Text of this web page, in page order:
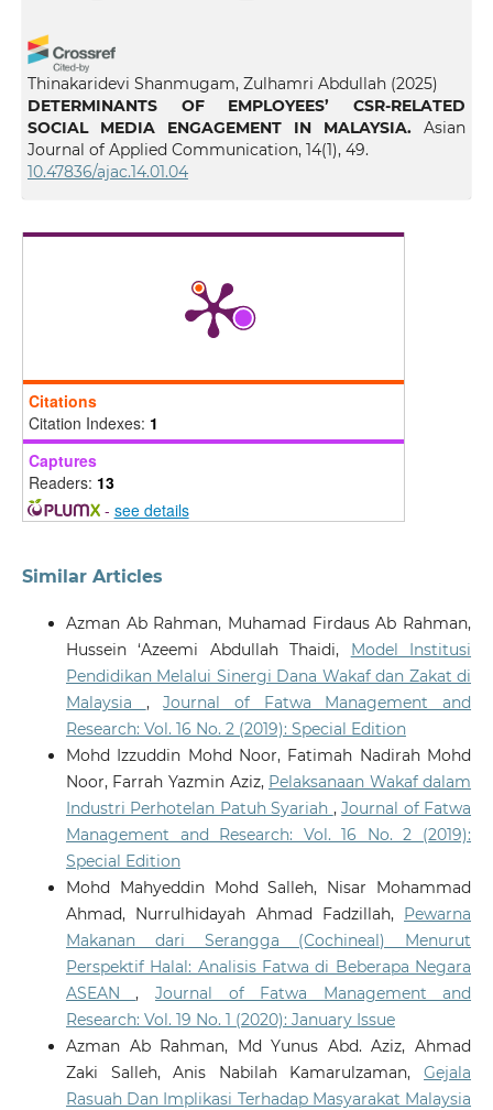
Thinakaridevi Shanmugam, Zulhamri Abdullah (2025)
DETERMINANTS OF EMPLOYEES’ CSR-RELATED
SOCIAL MEDIA ENGAGEMENT IN MALAYSIA.
Asian
Journal of Applied Communication, 14(1), 49.
10.47836/ajac.14.01.04
Citations
Citation Indexes: 1
Captures
Readers: 13
- see details
Similar Articles
Azman Ab Rahman, Muhamad Firdaus Ab Rahman,
Hussein ‘Azeemi Abdullah Thaidi, Model Institusi
Pendidikan Melalui Sinergi Dana Wakaf dan Zakat di
Malaysia ,Journal of Fatwa Management and
Research: Vol. 16 No. 2 (2019): Special Edition
Mohd Izzuddin Mohd Noor, Fatimah Nadirah Mohd
Noor, Farrah Yazmin Aziz, Pelaksanaan Wakaf dalam
Industri Perhotelan Patuh Syariah ,Journal of Fatwa
Management and Research: Vol. 16 No. 2 (2019):
Special Edition
Mohd Mahyeddin Mohd Salleh, Nisar Mohammad
Ahmad, Nurrulhidayah Ahmad Fadzillah, Pewarna
Makanan dari Serangga (Cochineal) Menurut
Perspektif Halal: Analisis Fatwa di Beberapa Negara
ASEAN, Journal of Fatwa Management and
Research: Vol. 19 No. 1 (2020): January Issue
Azman Ab Rahman, Md Yunus Abd. Aziz, Ahmad
Zaki Salleh, Anis Nabilah Kamarulzaman,Gejala
Rasuah Dan Implikasi Terhadap Masyarakat Malaysia